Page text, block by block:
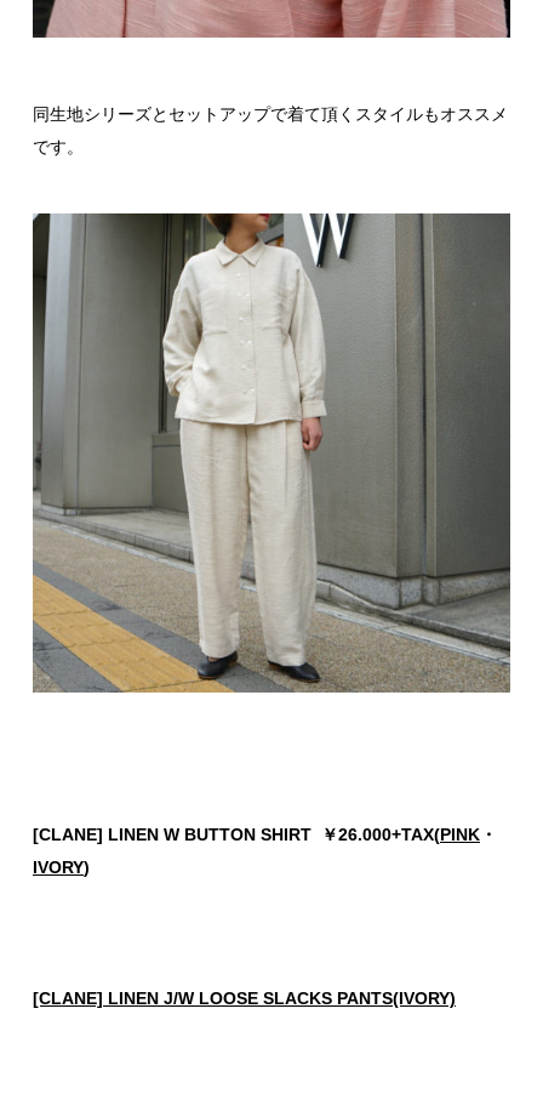
同生地シリーズとセットアップで着て頂くスタイルもオススメ
です。
[CLANE] LINEN W BUTTON SHIRT ￥26.000+TAX(PINK ・
IVORY)
[CLANE] LINEN J/W LOOSE SLACKS PANTS(IVORY)